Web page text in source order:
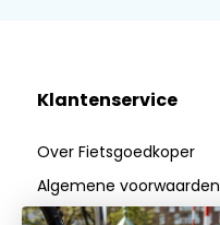
Klantenservice
Over Fietsgoedkoper
Algemene voorwaarden
Privacy Policy